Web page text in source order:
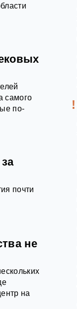
самого
по-
почти
не
на